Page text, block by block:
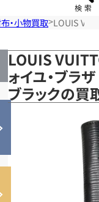
布・小物買取 LOUIS
LOUIS
ォイユ・ブラ
ブラックの買